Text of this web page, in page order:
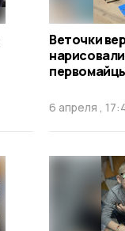
Веточки
6 апреля ,